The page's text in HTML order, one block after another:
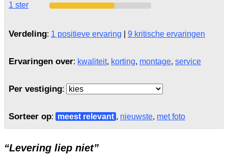
1 ster
Verdeling: 1 positieve ervaring 9 kritische ervaringen
Ervaringen over: kwaliteit, korting, montage, service
Per vestiging:
Sorteer op: meest relevant , nieuwste, met foto
“Levering liep niet”